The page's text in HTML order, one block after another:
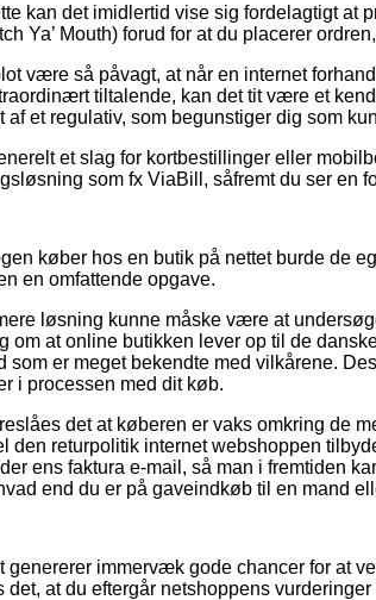
kan det imidlertid vise sig fordelagtigt at
Ya’ Mouth) forud for at du placerer
være så påvagt, at når en internet
tiltalende, kan det tit være et
af et regulativ, som begunstiger dig som
et slag for kortbestillinger eller
som fx ViaBill, såfremt du ser en
køber hos en butik på nettet burde de
en omfattende opgave.
løsning kunne måske være at
om at online butikken lever op til de
som er meget bekendte med vilkårene.
i processen med dit køb.
det at køberen er vaks omkring de
den returpolitik internet webshoppen
ens faktura e-mail, så man i fremtiden
end du er på gaveindkøb til en mand
genererer immervæk gode chancer for at
det, at du eftergår netshoppens